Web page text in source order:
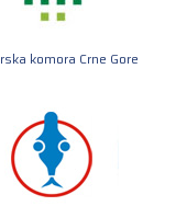
komora Crne Gore